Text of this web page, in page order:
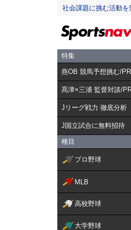
社会課題に挑む活動
特集
燕OB 競馬予想挑む/PR
髙津×三浦 監督対談/
Jリーグ戦力 徹底分析
J国立試合に無料招待
種目
プロ野球
MLB
高校野球
大学野球